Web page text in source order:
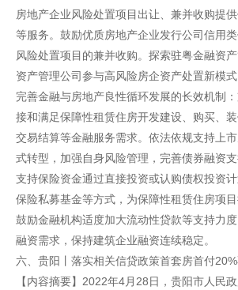
房地产企业风险处置项目出让、兼并收购提
等服务。鼓励优质房地产企业发行公司信用
风险处置项目的兼并收购。探索驻粤金融资
资产管理公司参与高风险房企资产处置新模式
完善金融与房地产良性循环发展的长效机制
接和满足保障性租赁住房开发建设、购买、装
交易结算等金融服务需求。依法依规支持上
式转型，加强自身风险管理，完善债券融资支
支持保险资金通过直接投资或认购债权投资计
保险私募基金等方式，为保障性租赁住房项目
鼓励金融机构适度加大流动性贷款等支持力
融资需求，保持建筑企业融资连续稳定。
六、贵阳丨落实相关信贷政策首套房首付
【内容摘要】2022年4月28日，贵阳市人民